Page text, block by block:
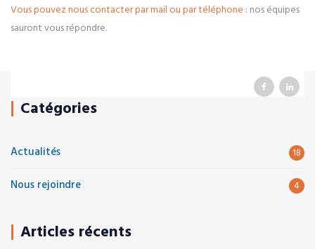
Vous pouvez nous contacter par mail ou par téléphone : nos équipes
sauront vous répondre.
Catégories
Actualités 18
Nous rejoindre 4
Articles récents